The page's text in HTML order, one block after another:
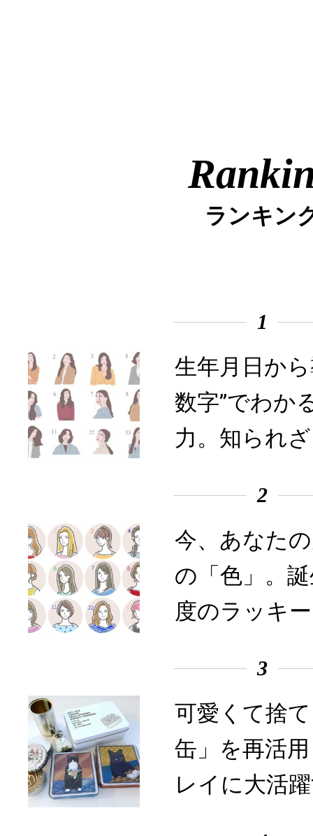
ランキン
1
生年月日か
数字”でわか
力。知られ
2
今、あなた
の「色」。
度のラッキ
3
可愛くて捨
缶」を再活
レイに大活